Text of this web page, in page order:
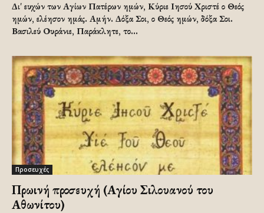
Δι' ευχών των Αγίων Πατέρων ημών, Κύριε Ιησού Χριστέ ο Θεός
ημών, ελέησον ημάς. Αμήν. Δόξα Σοι, ο Θεός ημών, δόξα Σοι.
Βασιλεύ Ουράνιε, Παράκλητε, το...
Προσευχές
Πρωινή προσευχή (Αγίου Σιλουανού του
Αθωνίτου)